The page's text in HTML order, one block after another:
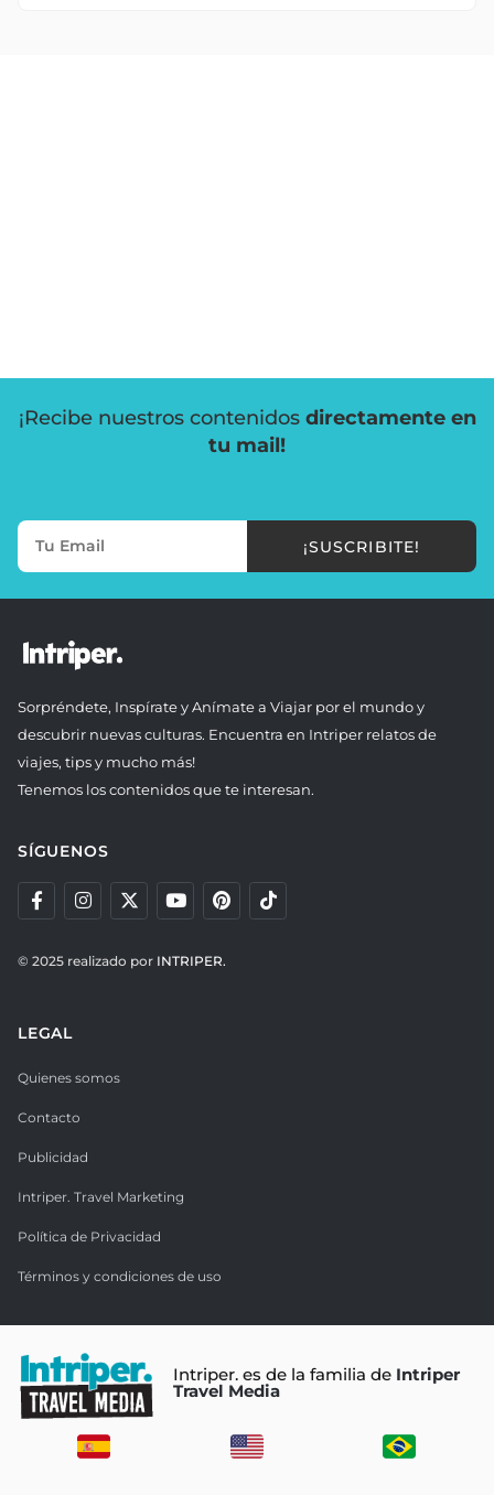
¡Recibe nuestros contenidos directamente en
tu mail!
¡SUSCRIBITE!
Sorpréndete, Inspírate y Anímate a Viajar por el mundo y
descubrir nuevas culturas. Encuentra en Intriper relatos de
viajes, tips y mucho más!
Tenemos los contenidos que te interesan.
SÍGUENOS
© 2025 realizado por INTRIPER.
LEGAL
Quienes somos
Contacto
Publicidad
Intriper. Travel Marketing
Política de Privacidad
Términos y condiciones de uso
Intriper. es de la familia de Intriper
Travel Media